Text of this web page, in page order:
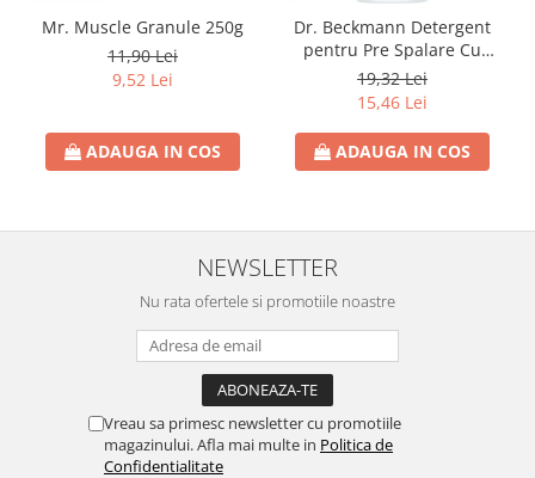
Mr. Muscle Granule 250g
11,90 Lei
9,52 Lei
ADAUGA IN COS
Dr. Beckmann Detergent
pentru Pre Spalare Cu
Pulverizator 250ml
19,32 Lei
15,46 Lei
ADAUGA IN COS
NEWSLETTER
Nu rata ofertele si promotiile noastre
Vreau sa primesc newsletter cu promotiile
magazinului. Afla mai multe in Politica de
Confidentialitate